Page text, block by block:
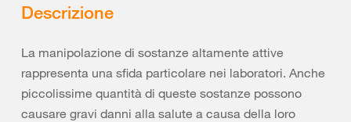
Descrizione
La manipolazione di sostanze altamente attive
rappresenta una sfida particolare nei laboratori. Anche
piccolissime quantità di queste sostanze possono
causare gravi danni alla salute a causa della loro